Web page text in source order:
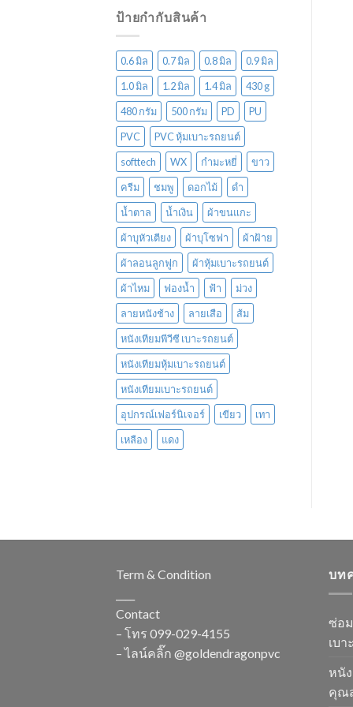
ป้ายกำกับสินค้า
0.6 มิล 0.7 มิล 0.8 มิล
0.9 มิล
1.0 มิล
1.2 มิล 1.4 มิล
430 g
480 กรัม
500 กรัม PD
PU
PVC
PVC หุ้มเบาะรถยนต์
softtech
WX กำมะหยี่
ขาว
ครีม
ชมพู ดอกไม้
ดำ
น้ำตาล
น้ำเงิน
ผ้าขนแกะ
ผ้าบุหัวเตียง
ผ้าบุโซฟา
ผ้าฝ้าย
ผ้าลอนลูกฟูก
ผ้าหุ้มเบาะรถยนต์
ผ้าไหม
ฟองน้ำ ฟ้า
ม่วง
ลายหนังช้าง
ลายเสือ
ส้ม
หนังเทียมพีวีซี เบาะรถยนต์
หนังเทียมหุ้มเบาะรถยนต์
หนังเทียมเบาะรถยนต์
อุปกรณ์เฟอร์นิเจอร์
เขียว
เทา
เหลือง
แดง
Term & Condition
Contact
– โทร 099-029-4155
– ไลน์คลิ๊ก @goldendragonpvc
บท
ซ่อ
เบ
หนั
คุณ